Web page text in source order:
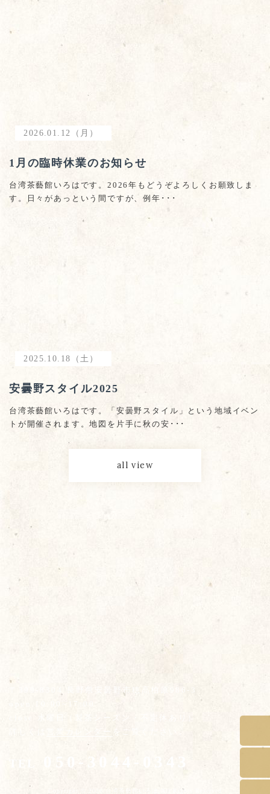
2026.01.12（月）
1月の臨時休業のお知らせ
台湾茶藝館いろはです。2026年もどうぞよろしくお願致しま
す。日々があっという間ですが、例年･･･
2025.10.18（土）
安曇野スタイル2025
台湾茶藝館いろはです。「安曇野スタイル」という地域イベン
トが開催されます。地図を片手に秋の安･･･
all view
〒399-8304 長野県安曇野市穂高柏原986-3
Copyright © 2026 台湾茶藝館いろは All Rights Reserved